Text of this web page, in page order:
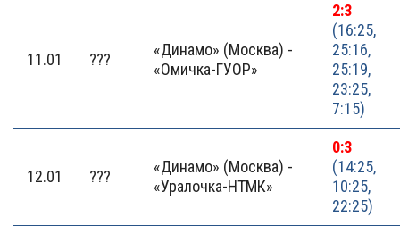
11.01 ???
«Динамо» (Москва) -
«Омичка-ГУОР»
2:3
(16:25,
25:16,
25:19,
23:25,
7:15)
12.01 ???
«Динамо» (Москва) -
«Уралочка-НТМК»
0:3
(14:25,
10:25,
22:25)